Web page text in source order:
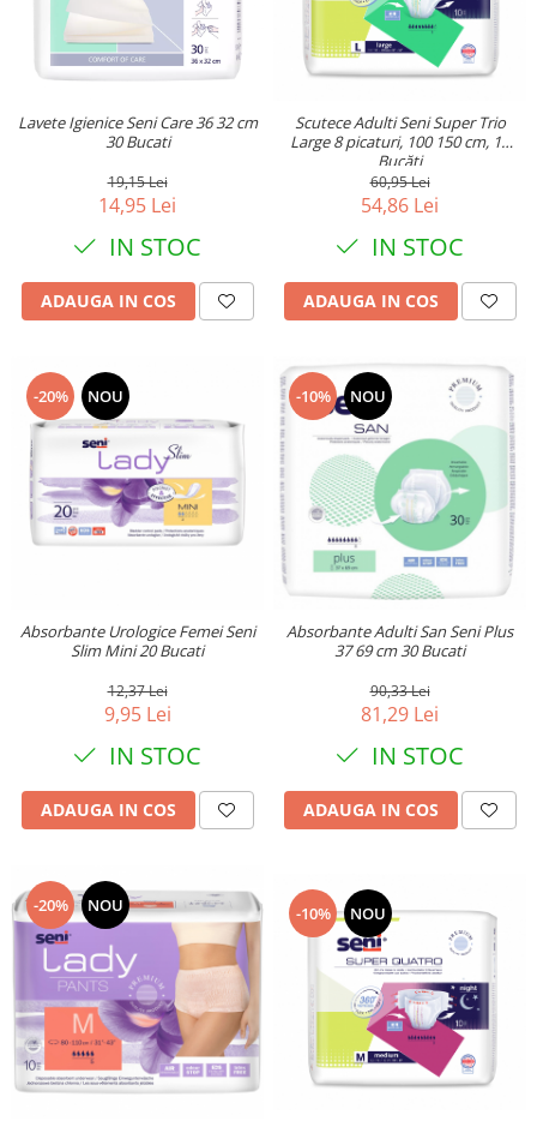
Lavete Igienice Seni Care 36 32 cm
30 Bucati
19,15 Lei
14,95 Lei
IN STOC
ADAUGA IN COS
Scutece Adulti Seni Super Trio
Large 8 picaturi, 100 150 cm, 10
Bucăți
60,95 Lei
54,86 Lei
IN STOC
ADAUGA IN COS
-20% NOU
Absorbante Urologice Femei Seni
Slim Mini 20 Bucati
12,37 Lei
9,95 Lei
IN STOC
ADAUGA IN COS
-10% NOU
Absorbante Adulti San Seni Plus
37 69 cm 30 Bucati
90,33 Lei
81,29 Lei
IN STOC
ADAUGA IN COS
-20% NOU -10% NOU